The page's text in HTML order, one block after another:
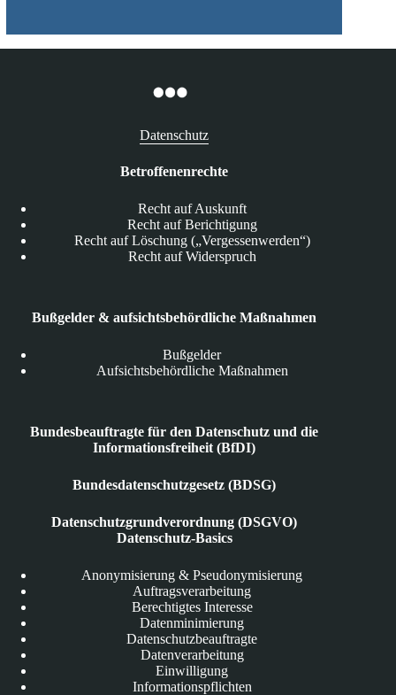
Datenschutz
Betroffenenrechte
Recht auf Auskunft
Recht auf Berichtigung
Recht auf Löschung („Vergessenwerden“)
Recht auf Widerspruch
Bußgelder & aufsichtsbehördliche Maßnahmen
Bußgelder
Aufsichtsbehördliche Maßnahmen
Bundesbeauftragte für den Datenschutz und die
Informationsfreiheit (BfDI)
Bundesdatenschutzgesetz (BDSG)
Datenschutzgrundverordnung (DSGVO)
Datenschutz-Basics
Anonymisierung & Pseudonymisierung
Auftragsverarbeitung
Berechtigtes Interesse
Datenminimierung
Datenschutzbeauftragte
Datenverarbeitung
Einwilligung
Informationspflichten